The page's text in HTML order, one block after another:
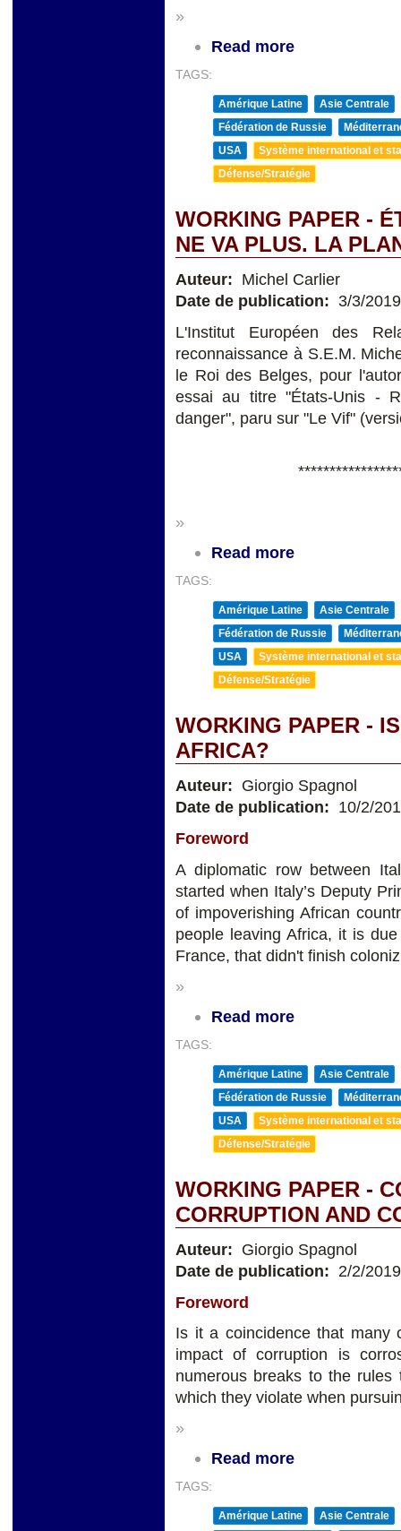
»
Read more
TAGS:
Amérique Latine
Asie Centrale
Fédération de Russie
USA
Système international et
Défense/Stratégie
WORKING PAPER -
NE VA PLUS. LA
Auteur: Michel Carlier
Date de publication: 3/3/2019
L'Institut Européen des
reconnaissance à S.E.M.
le Roi des Belges, pour
essai au titre "États-Unis -
danger", paru sur "Le Vif"
»
Read more
TAGS:
Amérique Latine
Asie Centrale
Fédération de Russie
USA
Système international et
Défense/Stratégie
WORKING PAPER -
AFRICA?
Auteur: Giorgio Spagnol
Date de publication: 10/2/
Foreword
A diplomatic row between
started when Italy’s Deputy
of impoverishing African
people leaving Africa, it is
France, that didn't finish
»
Read more
TAGS:
Amérique Latine
Asie Centrale
Fédération de Russie
USA
Système international et
Défense/Stratégie
WORKING PAPER -
CORRUPTION AND
Auteur: Giorgio Spagnol
Date de publication: 2/2/2019
Foreword
Is it a coincidence that many
impact of corruption is
numerous breaks to the
which they violate when
»
Read more
TAGS:
Amérique Latine Asie Centrale